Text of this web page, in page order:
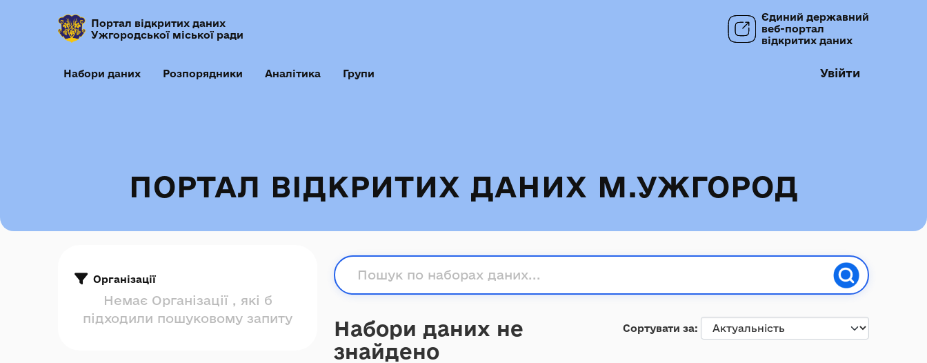
Портал відкритих даних
Ужгородської міської ради
Єдиний державний
веб-портал
відкритих даних
Набори даних Розпорядники Аналітика Групи Увійти
ПОРТАЛ ВІДКРИТИХ ДАНИХ М.УЖГОРОД
Організації
Немає Організації , які б
підходили пошуковому запиту
Сортувати за
Набори даних не
знайдено